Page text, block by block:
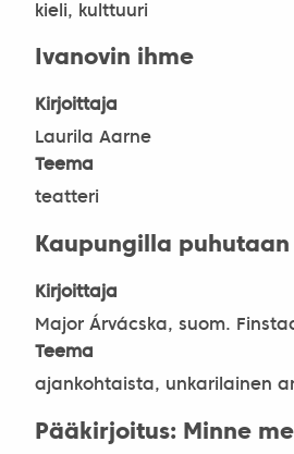
kieli, kulttuuri
Ivanovin ihme
Kirjoittaja
Laurila Aarne
Teema
teatteri
Kaupungilla puhutaan
Kirjoittaja
Major Árvácska, suom.
Teema
ajankohtaista, unkarilainen
Pääkirjoitus: Minne